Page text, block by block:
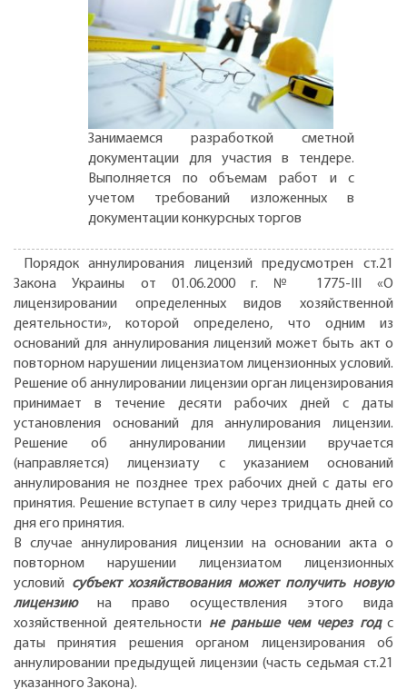
Занимаемся разработкой сметной
документации для участия в тендере.
Выполняется по объемам работ и с
учетом требований изложенных в
документации конкурсных торгов
Порядок аннулирования лицензий предусмотрен ст.21
Закона Украины от 01.06.2000 г. № 1775-III «О
лицензировании определенных видов хозяйственной
деятельности», которой определено, что одним из
оснований для аннулирования лицензий может быть акт о
повторном нарушении лицензиатом лицензионных условий.
Решение об аннулировании лицензии орган лицензирования
принимает в течение десяти рабочих дней с даты
установления оснований для аннулирования лицензии.
Решение об аннулировании лицензии вручается
(направляется) лицензиату с указанием оснований
аннулирования не позднее трех рабочих дней с даты его
принятия. Решение вступает в силу через тридцать дней со
дня его принятия.
В случае аннулирования лицензии на основании акта о
повторном нарушении лицензиатом лицензионных
условий субъект хозяйствования может получить новую
лицензию на право осуществления этого вида
хозяйственной деятельности не раньше чем через годс
даты принятия решения органом лицензирования об
аннулировании предыдущей лицензии (часть седьмая ст.21
указанного Закона).